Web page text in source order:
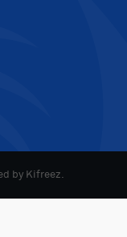
by Kifreez.